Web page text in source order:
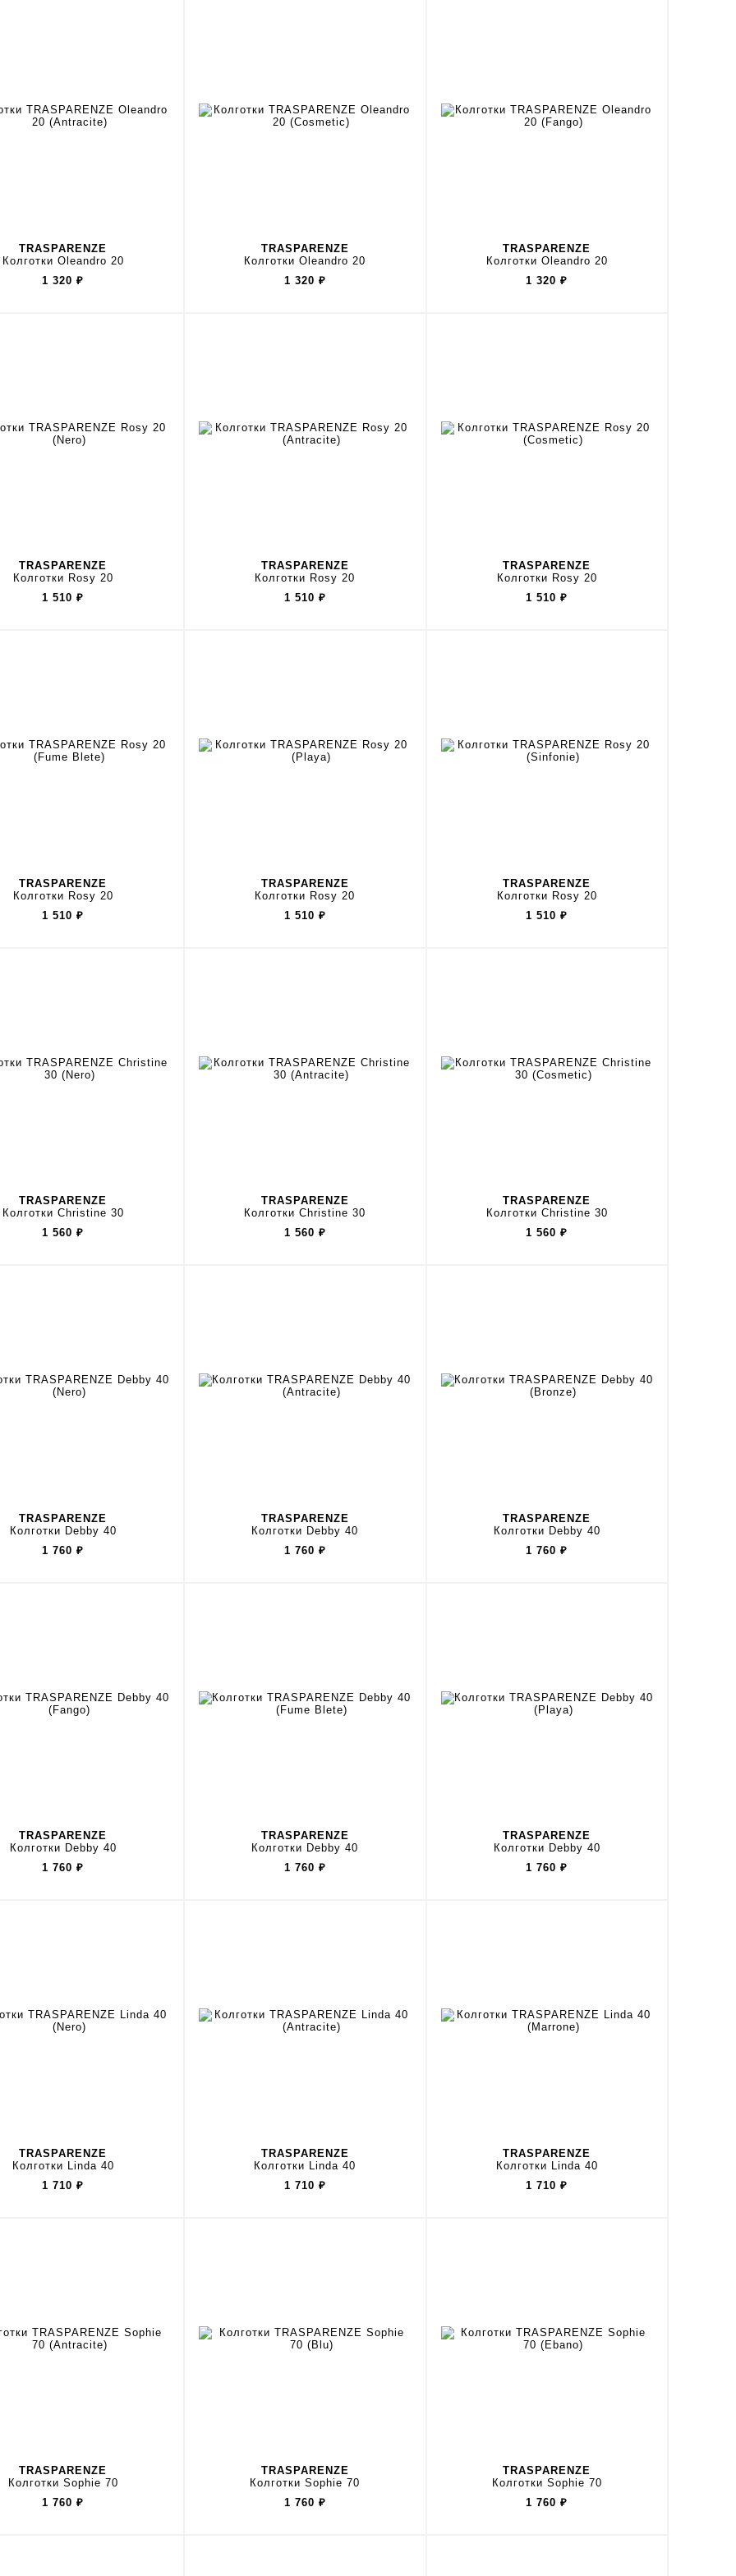
TRASPARENZE
Колготки Oleandro 20
1 320 ₽
TRASPARENZE
Колготки Oleandro 20
1 320 ₽
TRASPARENZE
Колготки Oleandro 20
1 320 ₽
TRASPARENZE
Колготки Rosy 20
1 510 ₽
TRASPARENZE
Колготки Rosy 20
1 510 ₽
TRASPARENZE
Колготки Rosy 20
1 510 ₽
TRASPARENZE
Колготки Rosy 20
1 510 ₽
TRASPARENZE
Колготки Rosy 20
1 510 ₽
TRASPARENZE
Колготки Rosy 20
1 510 ₽
TRASPARENZE
Колготки Christine 30
1 560 ₽
TRASPARENZE
Колготки Christine 30
1 560 ₽
TRASPARENZE
Колготки Christine 30
1 560 ₽
TRASPARENZE
Колготки Debby 40
1 760 ₽
TRASPARENZE
Колготки Debby 40
1 760 ₽
TRASPARENZE
Колготки Debby 40
1 760 ₽
TRASPARENZE
Колготки Debby 40
1 760 ₽
TRASPARENZE
Колготки Debby 40
1 760 ₽
TRASPARENZE
Колготки Debby 40
1 760 ₽
TRASPARENZE
Колготки Linda 40
1 710 ₽
TRASPARENZE
Колготки Linda 40
1 710 ₽
TRASPARENZE
Колготки Linda 40
1 710 ₽
TRASPARENZE
Колготки Sophie 70
1 760 ₽
TRASPARENZE
Колготки Sophie 70
1 760 ₽
TRASPARENZE
Колготки Sophie 70
1 760 ₽